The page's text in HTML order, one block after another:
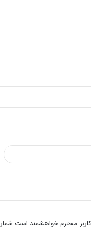
کاربر محترم خواهشمند است